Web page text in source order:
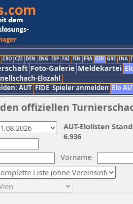
CRO CZE DEN ENG ESP FAI FIN FRA GER GRE INA
Foto-Galerie Meldekartei
Elozahl
AUT FIDE Spieler anmelden Elo
offiziellen
Vorname
AUT-Elolisten
6.936